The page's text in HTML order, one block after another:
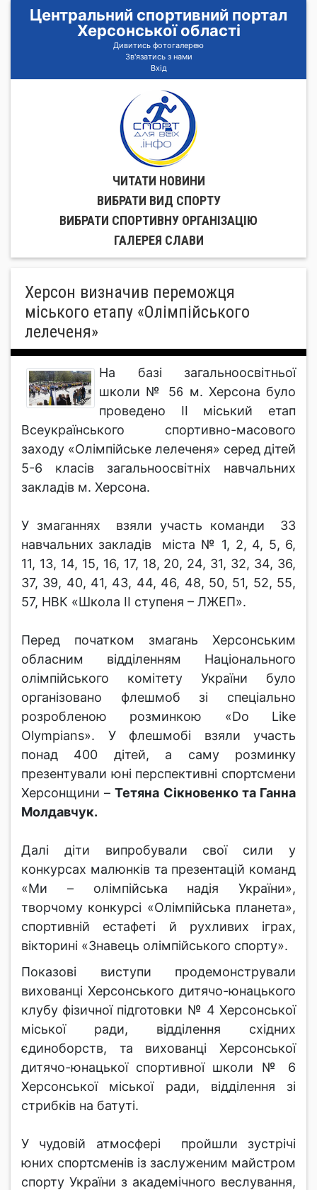
Центральний спортивний портал
Херсонської області
Дивитись фотогалерею
Зв'язатись з нами
Вхід
ЧИТАТИ НОВИНИ
ВИБРАТИ ВИД СПОРТУ
ВИБРАТИ СПОРТИВНУ ОРГАНIЗАЦIЮ
ГАЛЕРЕЯ СЛАВИ
Херсон визначив переможця
міського етапу «Олімпійського
лелеченя»
На базі загальноосвітньої
школи № 56 м. Херсона було
проведено ІІ міський етап
Всеукраїнського спортивно-масового
заходу «Олімпійське лелеченя» серед дітей
5-6 класів загальноосвітніх навчальних
закладів м. Херсона.
У змаганнях взяли участь команди 33
навчальних закладів міста № 1, 2, 4, 5, 6,
11, 13, 14, 15, 16, 17, 18, 20, 24, 31, 32, 34, 36,
37, 39, 40, 41, 43, 44, 46, 48, 50, 51, 52, 55,
57, НВК «Школа II ступеня – ЛЖЕП».
Перед початком змагань Херсонським
обласним відділенням Національного
олімпійського комітету України було
організовано флешмоб зі спеціально
розробленою розминкою «Do Like
Olympians». У флешмобі взяли участь
понад 400 дітей, а саму розминку
презентували юні перспективні спортсмени
Херсонщини –Тетяна Сікновенко та Ганна
Молдавчук.
Далі діти випробували свої сили у
конкурсах малюнків та презентацій команд
«Ми – олімпійська надія України»,
творчому конкурсі «Олімпійська планета»,
спортивній естафеті й рухливих іграх,
вікторині «Знавець олімпійського спорту».
Показові виступи продемонстрували
вихованці Херсонського дитячо-юнацького
клубу фізичної підготовки № 4 Херсонської
міської ради, відділення східних
єдиноборств, та вихованці Херсонської
дитячо-юнацької спортивної школи № 6
Херсонської міської ради, відділення зі
стрибків на батуті.
У чудовій атмосфері пройшли зустрічі
юних спортсменів із заслуженим майстром
спорту України з академічного веслування,